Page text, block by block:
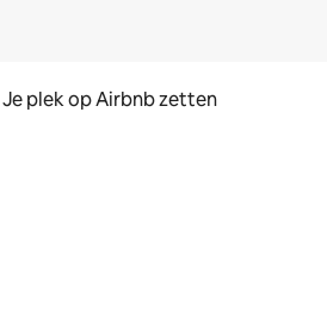
Je plek op Airbnb zetten